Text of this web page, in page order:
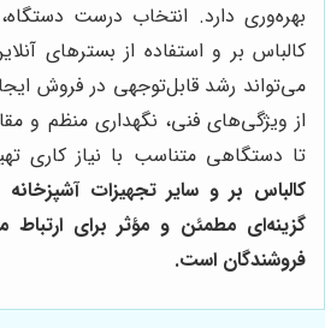
بهره‌وری دارد. انتخاب درست
کالباس بر و استفاده از بسترهای
می‌تواند رشد قابل‌توجهی در فروش
از ویژگی‌های فنی، نگهداری منظم و
تا دستگاهی متناسب با نیاز کاری
کالباس بر و سایر تجهیزات
گزینه‌ای مطمئن و مؤثر برای ارتباط
فروشندگان است.